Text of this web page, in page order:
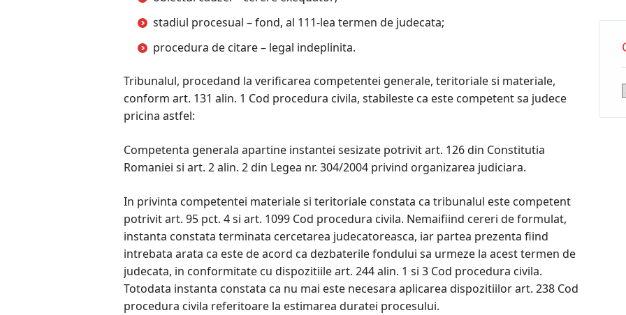
stadiul procesual – fond, al 111-lea termen de judecata;
procedura de citare – legal indeplinita.
Tribunalul, procedand la verificarea competentei generale, teritoriale si materiale,
conform art. 131 alin. 1 Cod procedura civila, stabileste ca este competent sa judece
pricina astfel:
Competenta generala apartine instantei sesizate potrivit art. 126 din Constitutia
Romaniei si art. 2 alin. 2 din Legea nr. 304/2004 privind organizarea judiciara.
In privinta competentei materiale si teritoriale constata ca tribunalul este competent
potrivit art. 95 pct. 4 si art. 1099 Cod procedura civila. Nemaifiind cereri de formulat,
instanta constata terminata cercetarea judecatoreasca, iar partea prezenta fiind
intrebata arata ca este de acord ca dezbaterile fondului sa urmeze la acest termen de
judecata, in conformitate cu dispozitiile art. 244 alin. 1 si 3 Cod procedura civila.
Totodata instanta constata ca nu mai este necesara aplicarea dispozitiilor art. 238 Cod
procedura civila referitoare la estimarea duratei procesului.